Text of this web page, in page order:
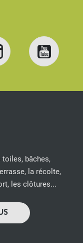
bâches,
la récolte,
les clôtures...